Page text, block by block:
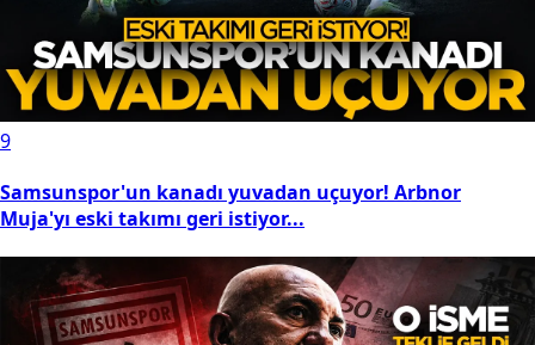
9
Samsunspor'un kanadı yuvadan uçuyor! Arbnor
Muja'yı eski takımı geri istiyor...